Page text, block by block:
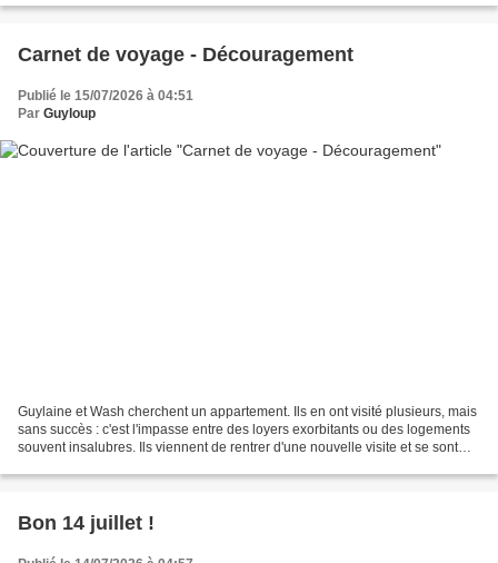
Carnet de voyage - Découragement
Publié le 15/07/2026 à 04:51
Par Guyloup
Guylaine et Wash cherchent un appartement. Ils en ont visité plusieurs, mais
sans succès : c'est l'impasse entre des loyers exorbitants ou des logements
souvent insalubres. Ils viennent de rentrer d'une nouvelle visite et se sont
Bon 14 juillet !